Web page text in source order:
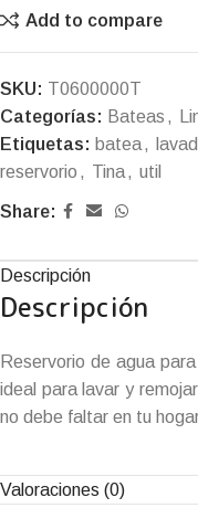
Add to compare
SKU: T0600000T
Categorías: Bateas ,
Etiquetas: batea,
reservorio , Tina, util
Share:
Descripción
Descripción
Reservorio de agua
ideal para lavar y
no debe faltar en tu
Valoraciones (0)